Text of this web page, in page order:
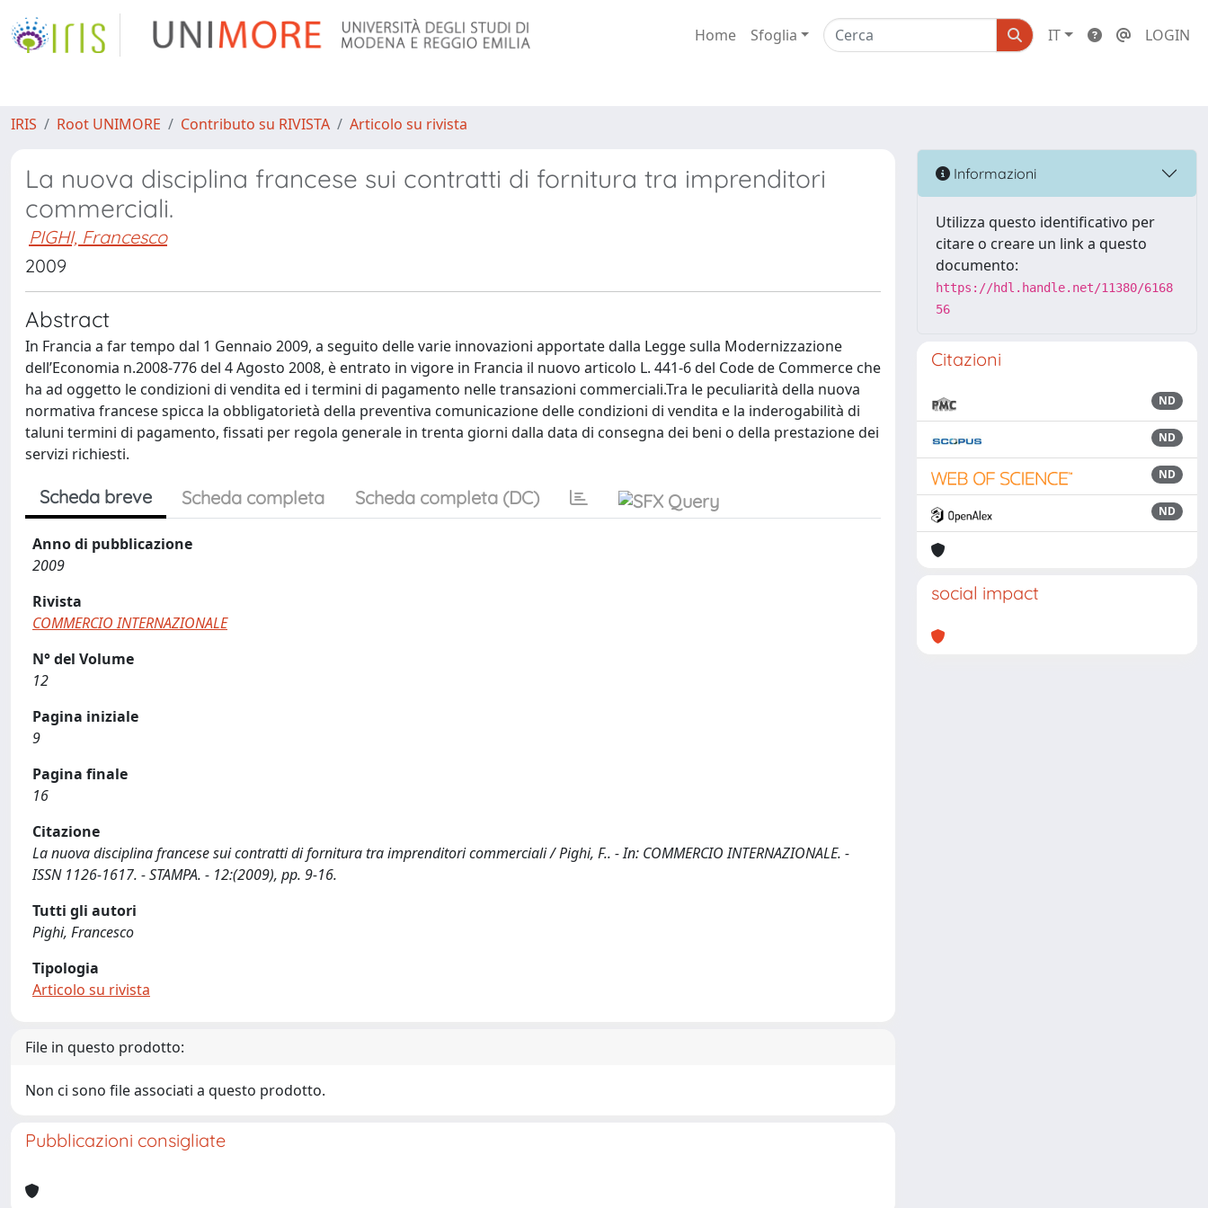
Home Sfoglia IT LOGIN
IRIS Root UNIMORE Contributo su RIVISTA Articolo su rivista
La nuova disciplina francese sui contratti di fornitura tra imprenditori
commerciali.
PIGHI, Francesco
2009
Abstract
In Francia a far tempo dal 1 Gennaio 2009, a seguito delle varie innovazioni apportate dalla Legge sulla Modernizzazione
dell’Economia n.2008-776 del 4 Agosto 2008, è entrato in vigore in Francia il nuovo articolo L. 441-6 del Code de Commerce che
ha ad oggetto le condizioni di vendita ed i termini di pagamento nelle transazioni commerciali.Tra le peculiarità della nuova
normativa francese spicca la obbligatorietà della preventiva comunicazione delle condizioni di vendita e la inderogabilità di
taluni termini di pagamento, fissati per regola generale in trenta giorni dalla data di consegna dei beni o della prestazione dei
servizi richiesti.
Scheda breve Scheda completa Scheda completa (DC)
Anno di pubblicazione
2009
Rivista
COMMERCIO INTERNAZIONALE
N° del Volume
12
Pagina iniziale
9
Pagina finale
16
Citazione
La nuova disciplina francese sui contratti di fornitura tra imprenditori commerciali / Pighi, F.. - In: COMMERCIO INTERNAZIONALE. -
ISSN 1126-1617. - STAMPA. - 12:(2009), pp. 9-16.
Tutti gli autori
Pighi, Francesco
Tipologia
Articolo su rivista
File in questo prodotto:
Non ci sono file associati a questo prodotto.
Pubblicazioni consigliate
Informazioni
Utilizza questo identificativo per
citare o creare un link a questo
documento:
https://hdl.handle.net/11380/6168
56
Citazioni
ND
ND
ND
ND
social impact